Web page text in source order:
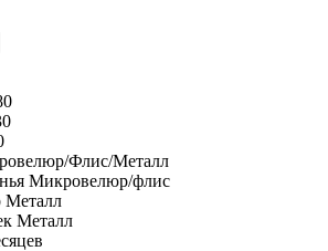
Флис/Металл
Микровелюр/флис
Металл
Металл